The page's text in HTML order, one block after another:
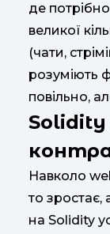
де
великої
(чати,
розуміють
повільно,
Solidity
Навколо
то зростає,
на Solidity